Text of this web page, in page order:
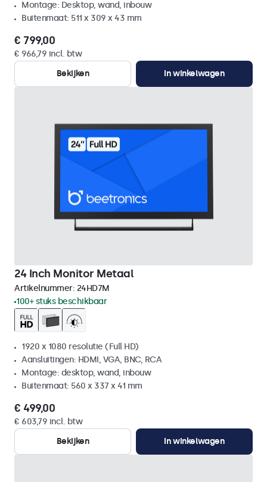
Montage: Desktop, wand, inbouw
Buitenmaat: 511 x 309 x 43 mm
€ 799,00
€ 966,79 incl. btw
Bekijken
In winkelwagen
24 Inch Monitor Metaal
Artikelnummer: 24HD7M
100+ stuks beschikbaar
1920 x 1080 resolutie (Full HD)
Aansluitingen: HDMI, VGA, BNC, RCA
Montage: desktop, wand, inbouw
Buitenmaat: 560 x 337 x 41 mm
€ 499,00
€ 603,79 incl. btw
Bekijken
In winkelwagen